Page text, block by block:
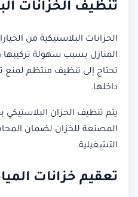
تنظيف الخزانات
الخزانات البلاستيكية من
المنازل بسبب سهولة تركيبها
تحتاج إلى تنظيف منتظم لمنع
داخلها.
يتم تنظيف الخزان البلاستيكي
المصنعة للخزان لضمان
التشغيلية.
تعقيم خزانات